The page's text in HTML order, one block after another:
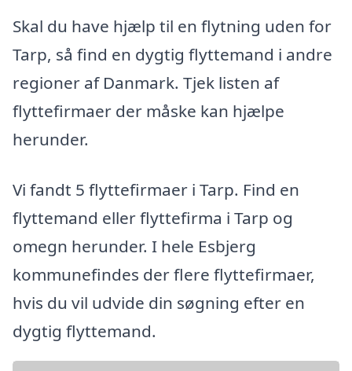
Skal du have hjælp til en flytning uden for
Tarp, så find en dygtig flyttemand i andre
regioner af Danmark. Tjek listen af
flyttefirmaer der måske kan hjælpe
herunder.
Vi fandt 5 flyttefirmaer i Tarp. Find en
flyttemand eller flyttefirma i Tarp og
omegn herunder. I hele Esbjerg
kommunefindes der flere flyttefirmaer,
hvis du vil udvide din søgning efter en
dygtig flyttemand.